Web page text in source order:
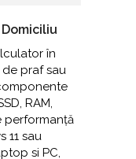
în
de praf sau
RAM,
performanță
11 sau
si PC,